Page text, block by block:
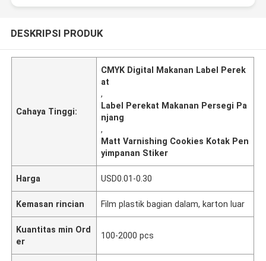
DESKRIPSI PRODUK
Cahaya Tinggi:
CMYK Digital Makanan Label Perek
at
,
Label Perekat Makanan Persegi Pa
njang
,
Matt Varnishing Cookies Kotak Pen
yimpanan Stiker
Harga USD0.01-0.30
Kemasan rincian Film plastik bagian dalam, karton luar
Kuantitas min Ord
er
100-2000 pcs